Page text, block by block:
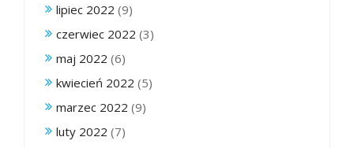
lipiec 2022 (9)
czerwiec 2022 (3)
maj 2022 (6)
kwiecień 2022 (5)
marzec 2022 (9)
luty 2022 (7)